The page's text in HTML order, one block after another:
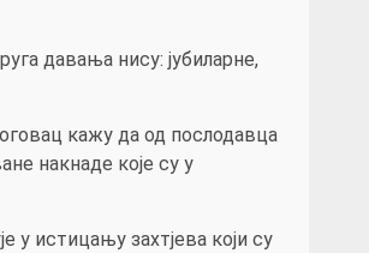
давања нису: јубиларне,
кажу да од послодавца
накнаде које су у
у истицању захтјева који су